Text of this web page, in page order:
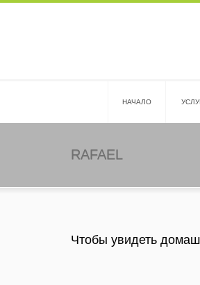
HАЧАЛО
RAFAEL
Чтобы увидеть